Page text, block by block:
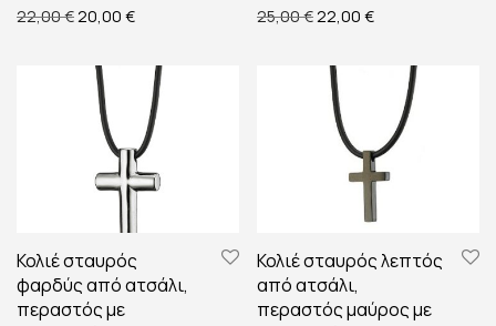
22,00€ Original price was: 22,00 €.
20,00 €Η τρέχουσα τιμή είναι: 20,00 €.
25,00€ Original price was:
22,00 €Η τρέχουσα
Κολιέ σταυρός
φαρδύς από ατσάλι,
περαστός με
Κολιέ σταυρός λεπτός
από ατσάλι,
περαστός μαύρος με